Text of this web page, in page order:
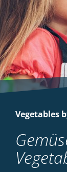
Vegetables